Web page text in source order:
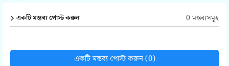
একটি মন্তব্য পোস্ট করুন 0 মন্তব্যসমূহ
একটি মন্তব্য পোস্ট করুন (0)